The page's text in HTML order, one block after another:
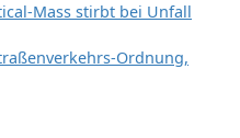
Mass stirbt bei Unfall
Ordnung,